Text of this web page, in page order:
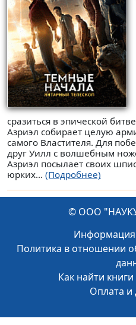
сразиться в эпической
Азриэл собирает целую
самого Властителя. Для
друг Уилл с волшебным
Азриэл посылает своих
юрких... (Подробнее)
© ООО
Политика в отношении
Как найти книги
Оплата и